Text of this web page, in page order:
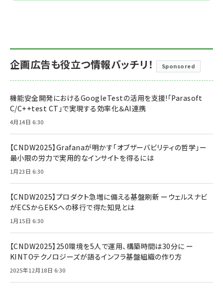
企画広告も役立つ情報バッチリ！ Sponsored
機能安全開発におけるGoogleTestの活用を支援!「Parasoft
C/C++test CT」で実現する効率化＆AI連携
4月14日 6:30
【CNDW2025】Grafanaが明かす「オブザーバビリティの哲学」ー
最小限の労力で実用的なインサイトを得るには
1月23日 6:30
【CNDW2025】プロダクト急増に備える基盤刷新 ーウェルスナビ
がECSからEKSへの移行で得た知見とは
1月15日 6:30
【CNDW2025】250環境を5人で運用、構築時間は30分に ー
KINTOテクノロジーズが語るインフラ基盤組織の作り方
2025年12月18日 6:30